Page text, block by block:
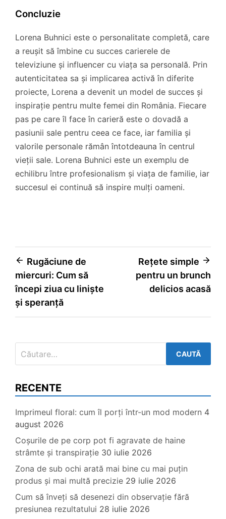
Concluzie
Lorena Buhnici este o personalitate completă, care
a reușit să îmbine cu succes carierele de
televiziune și influencer cu viața sa personală. Prin
autenticitatea sa și implicarea activă în diferite
proiecte, Lorena a devenit un model de succes și
inspirație pentru multe femei din România. Fiecare
pas pe care îl face în carieră este o dovadă a
pasiunii sale pentru ceea ce face, iar familia și
valorile personale rămân întotdeauna în centrul
vieții sale. Lorena Buhnici este un exemplu de
echilibru între profesionalism și viața de familie, iar
succesul ei continuă să inspire mulți oameni.
Navigare
în
articole
Rugăciune de
miercuri: Cum să
începi ziua cu liniște
și speranță
Rețete simple
pentru un brunch
delicios acasă
după:
RECENTE
Imprimeul floral: cum îl porți într-un mod modern 4
august 2026
Coșurile de pe corp pot fi agravate de haine
strâmte și transpirație 30 iulie 2026
Zona de sub ochi arată mai bine cu mai puțin
produs și mai multă precizie 29 iulie 2026
Cum să înveți să desenezi din observație fără
presiunea rezultatului 28 iulie 2026